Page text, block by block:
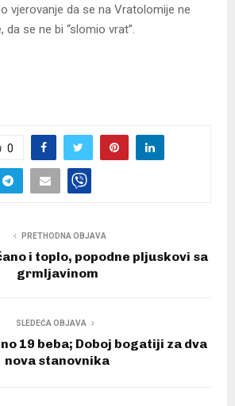
vjerovanje da se na Vratolomije ne
da se ne bi “slomio vrat”.
0
PRETHODNA OBJAVA
i toplo, popodne pljuskovi sa
grmljavinom
SLEDEĆA OBJAVA
19 beba; Doboj bogatiji za dva
nova stanovnika